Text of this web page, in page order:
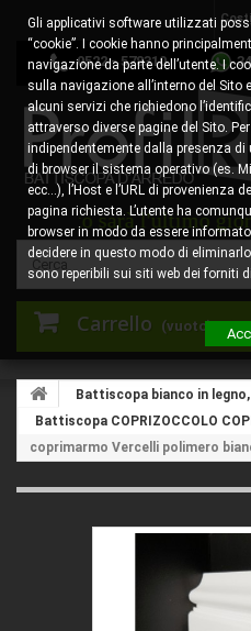
0522 - 578310
Carrello (vuoto)
sarà l'ultimo giorno
Battiscopa bianco in
Battiscopa COPRIZOCCOLO
coprimarmo Vercelli polimero
Gli applicativi software utilizzati
“cookie”. I cookie hanno
navigazione da parte dell’utente. I
sulla navigazione all’interno del Sito
alcuni servizi che richiedono
attraverso diverse pagine del Sito.
indipendentemente dalla presenza
di browser il sistema operativo (es.
ecc…), l’Host e l’URL di provenienza
pagina richiesta. L’utente ha
browser in modo da essere
decidere in questo modo di
sono reperibili sui siti web dei forniti